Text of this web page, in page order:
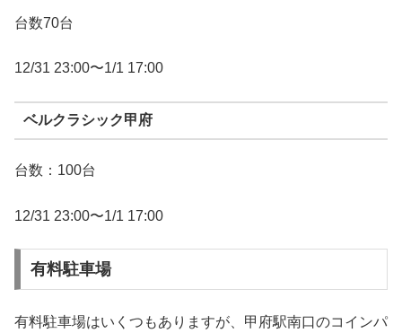
台数70台
12/31 23:00〜1/1 17:00
ベルクラシック甲府
台数：100台
12/31 23:00〜1/1 17:00
有料駐車場
有料駐車場はいくつもありますが、甲府駅南口のコインパ